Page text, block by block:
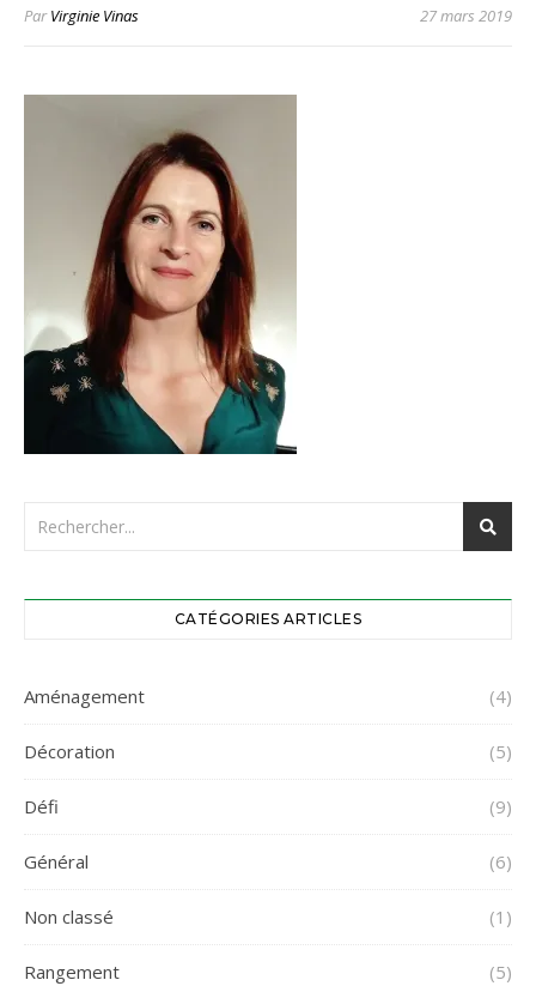
ParVirginie Vinas 27 mars 2019
CATÉGORIES ARTICLES
Aménagement (4)
Décoration (5)
Défi (9)
Général (6)
Non classé (1)
Rangement (5)